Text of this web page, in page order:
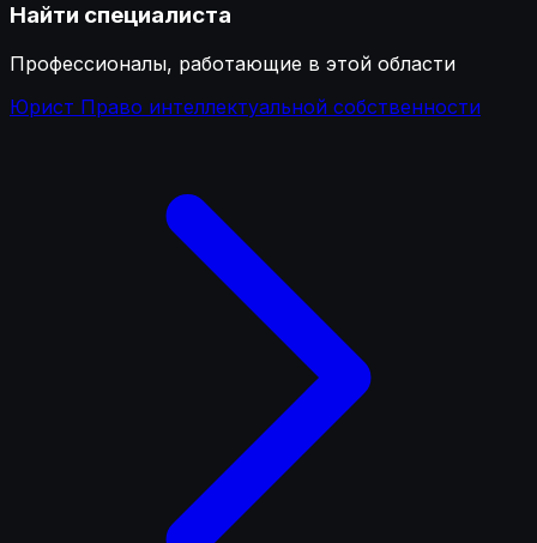
Найти специалиста
Профессионалы, работающие в этой области
Юрист Право интеллектуальной собственности